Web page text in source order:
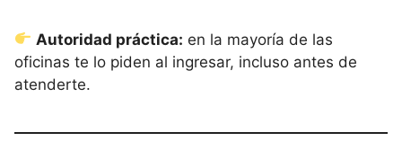
Autoridad práctica: en la mayoría de las
oficinas te lo piden al ingresar, incluso antes de
atenderte.